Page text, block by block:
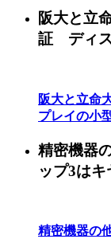
阪大と立
証 ディス
阪大と立命
プレイの小
精密機器
ップ3は
精密機器の